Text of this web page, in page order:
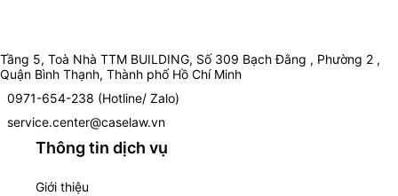
Tầng 5, Toà Nhà TTM BUILDING, Số 309 Bạch Đằng , Phường 2 ,
Quận Bình Thạnh, Thành phố Hồ Chí Minh
0971-654-238 (Hotline/ Zalo)
service.center@caselaw.vn
Thông tin dịch vụ
Giới thiệu